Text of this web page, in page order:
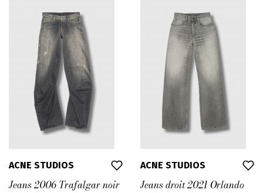
ACNE STUDIOS
Jeans 2006 Trafalgar noir
ACNE STUDIOS
Jeans droit 2021 Orlando